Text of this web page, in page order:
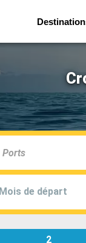
Mois de départ
2